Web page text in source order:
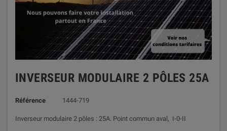
INVERSEUR MODULAIRE 2 PÔLES 25A
Référence 1444-719
Inverseur modulaire 2 pôles : 25A. Point commun aval, I-0-II